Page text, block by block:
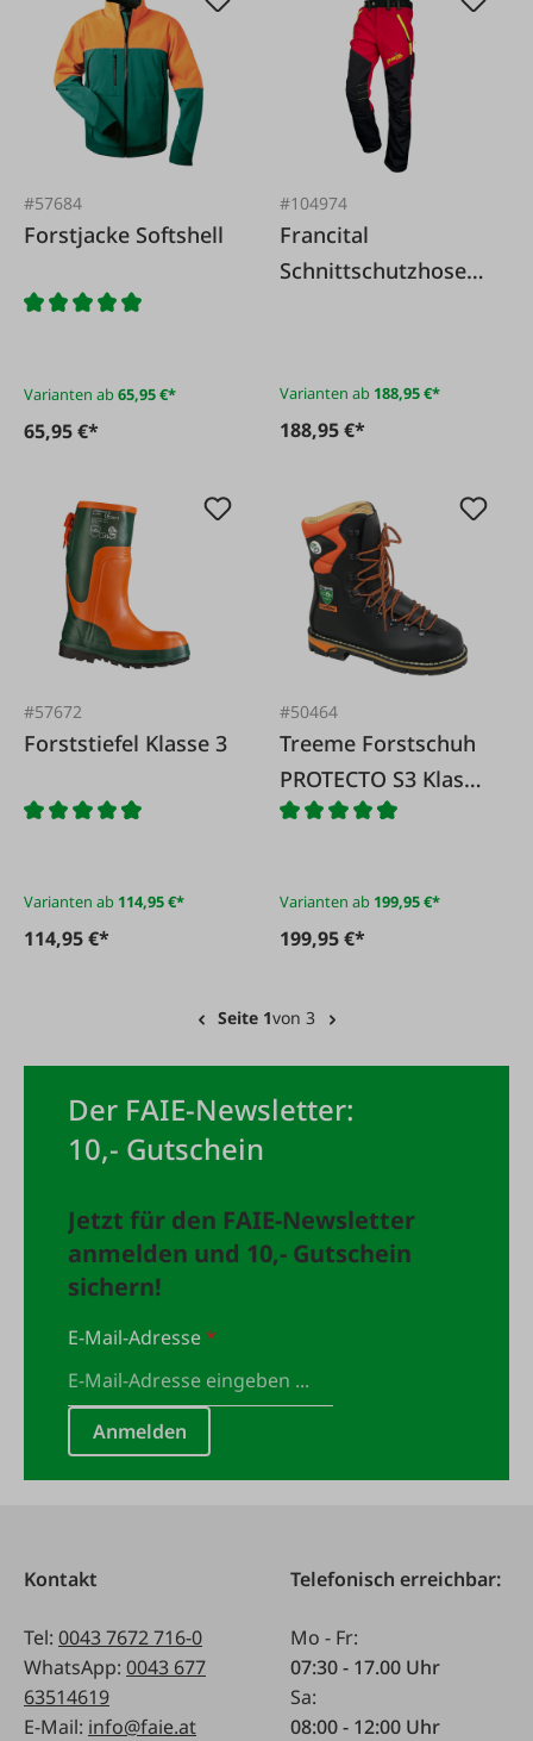
#57684
Forstjacke Softshell
Varianten ab65,95 €*
65,95 €*
#104974
Francital
Schnittschutzhose
Varianten ab 188,95 €*
188,95 €*
#57672
Forststiefel Klasse 3
Varianten ab 114,95 €*
114,95 €*
#50464
Treeme Forstschuh
PROTECTO S3 Klasse
2
Varianten ab 199,95 €*
199,95 €*
Seite 1von 3
Der FAIE-Newsletter:
10,- Gutschein
Jetzt für den FAIE-Newsletter
anmelden und 10,- Gutschein
sichern!
E-Mail-Adresse*
Anmelden
Kontakt
Tel: 0043 7672 716-0
WhatsApp: 0043 677
63514619
E-Mail: info@faie.at
Telefonisch erreichbar:
Mo - Fr:
07:30 - 17.00 Uhr
Sa:
08:00 - 12:00 Uhr